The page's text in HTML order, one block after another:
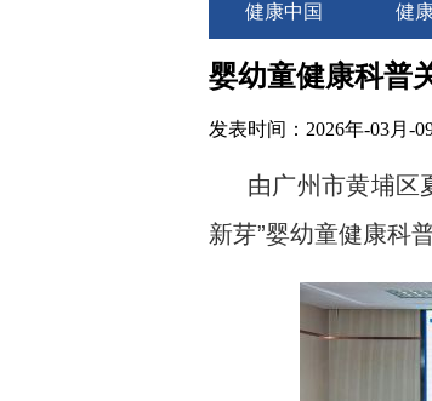
健康中国 健
关于我们 商
婴幼童健康科普
发表时间：2026年-03月-
由广州市黄埔区
新芽”婴幼童健康科